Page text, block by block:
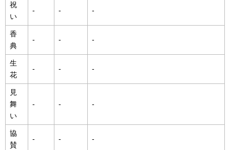
祝
い
- - -
香
典
- - -
生
花
- - -
見
舞
い
- - -
協
賛
- - -